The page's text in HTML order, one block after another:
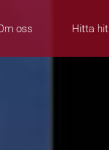
oss Hitta hit